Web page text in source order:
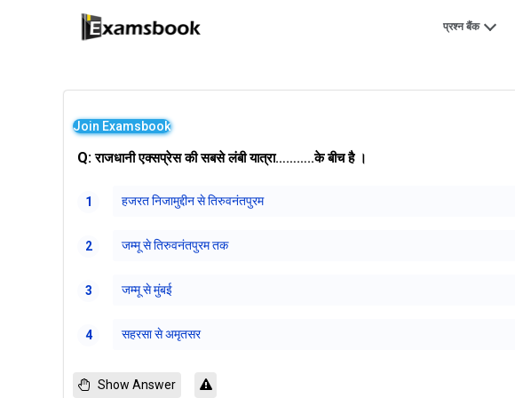
प्रश्न बैंक
Join Examsbook
Q:राजधानी एक्सप्रेस की सबसे लंबी यात्रा………..के बीच है ।
1 हजरत निजामुद्दीन से तिरुवनंतपुरम
2 जम्मू से तिरुवनंतपुरम तक
3 जम्मू से मुंबई
4 सहरसा से अमृतसर
Show Answer